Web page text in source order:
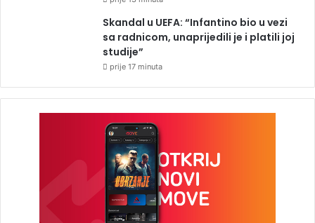
Skandal u UEFA: “Infantino bio u vezi
sa radnicom, unaprijedili je i platili joj
studije”
prije 17 minuta